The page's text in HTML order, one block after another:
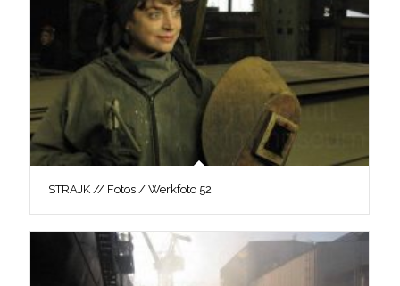
STRAJK // Fotos / Werkfoto 52